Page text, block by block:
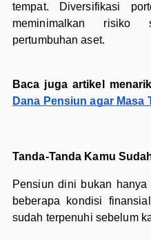
tempat. Diversifikasi
meminimalkan risiko
pertumbuhan aset.
Baca juga artikel
Dana Pensiun agar Masa
Tanda-Tanda Kamu
Pensiun dini bukan
beberapa kondisi
sudah terpenuhi sebelum